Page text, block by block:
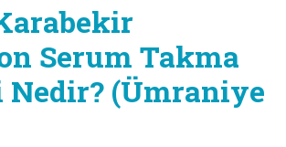
Serum Takma
(Ümraniye